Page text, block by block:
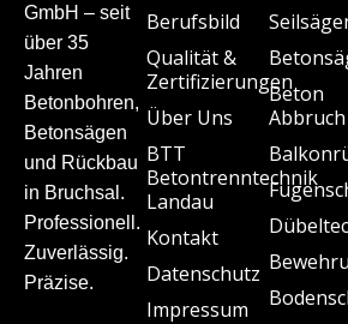
GmbH – seit
über 35
Jahren
Betonbohren,
Betonsägen
und Rückbau
in Bruchsal.
Professionell.
Zuverlässig.
Präzise.
Berufsbild
Qualität &
Zertifizierungen
Über Uns
BTT
Betontrenntechnik
Landau
Kontakt
Datenschutz
Impressum
Beton
Abbruch